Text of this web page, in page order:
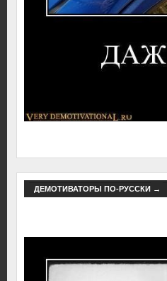
ДЕМОТИВАТОРЫ ПО-РУССКИ→